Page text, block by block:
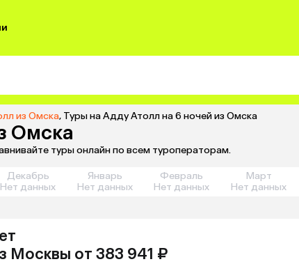
из Омска, Туры на Адду Атолл на 6 ночей из Омска
Омска
туры онлайн по всем туроператорам.
Декабрь
Нет данных
Январь
Нет данных
Февраль
Нет данных
Март
Нет данных
Москвы от 383 941 ₽